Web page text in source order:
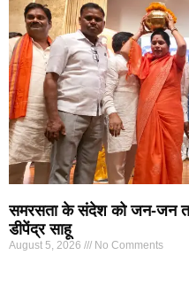
समरसता के संदेश को जन-जन
डीपेंद्र साहू
August 5, 2026 No Comments